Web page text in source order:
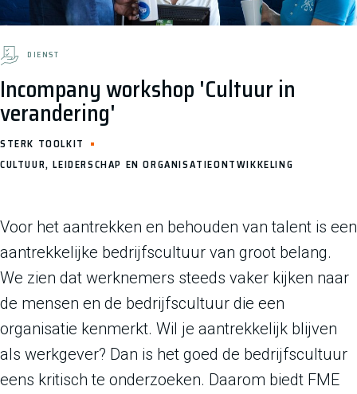
Incompany workshop 'Cultuur in
verandering'
DIENST
STERK TOOLKIT
CULTUUR, LEIDERSCHAP EN ORGANISATIEONTWIKKELING
Voor het aantrekken en behouden van talent is een
aantrekkelijke bedrijfscultuur van groot belang.
We zien dat werknemers steeds vaker kijken naar
de mensen en de bedrijfscultuur die een
organisatie kenmerkt. Wil je aantrekkelijk blijven
als werkgever? Dan is het goed de bedrijfscultuur
eens kritisch te onderzoeken. Daarom biedt FME